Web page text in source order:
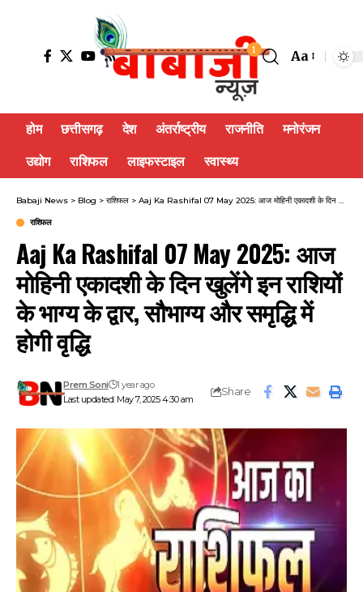
1 Aa
होम छत्तीसगढ़ देश अंतर्राष्ट्रीय राजनीति मनोरंजन
उद्योग राशिफल लाइफस्टाइल स्वास्थ्य
Babaji News > Blog > राशिफल > Aaj Ka Rashifal 07 May 2025: आज मोहिनी एकादशी के दिन खुलेंगे इन राशियों के भाग्य के द्वार, सौभाग्य और समृद्धि में होगी वृद्धि
राशिफल
Aaj Ka Rashifal 07 May 2025: आज
मोहिनी एकादशी के दिन खुलेंगे इन राशियों
के भाग्य के द्वार, सौभाग्य और समृद्धि में
होगी वृद्धि
Last updated: May 7, 2025 4:30 am
Prem Soni 1 year ago
Share